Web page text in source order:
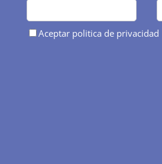
Aceptar politica de privacidad